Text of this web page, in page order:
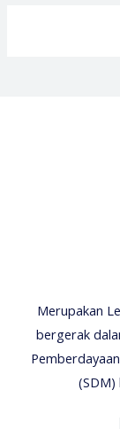
Merupakan
bergerak
(SDM)